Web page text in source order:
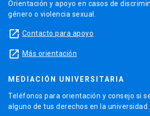
Orientación y apoyo en casos de
género o violencia sexual.
launch Contacto para apoyo
launch Más orientación
MEDIACIÓN UNIVERSITARIA
Teléfonos para orientación y consejo si
alguno de tus derechos en la universidad.